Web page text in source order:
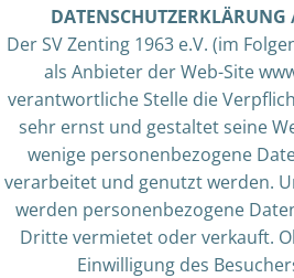
DATENSCHUTZERKLÄRUNG
Der SV Zenting 1963 e.V. (im
als Anbieter der Web-Site
verantwortliche Stelle die
sehr ernst und gestaltet seine
wenige personenbezogene
verarbeitet und genutzt werden.
werden personenbezogene
Dritte vermietet oder verkauft.
Einwilligung des